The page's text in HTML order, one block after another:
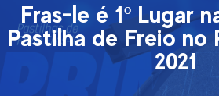
Fras-le é 1º Lugar
Pastilha de Freio no
2021